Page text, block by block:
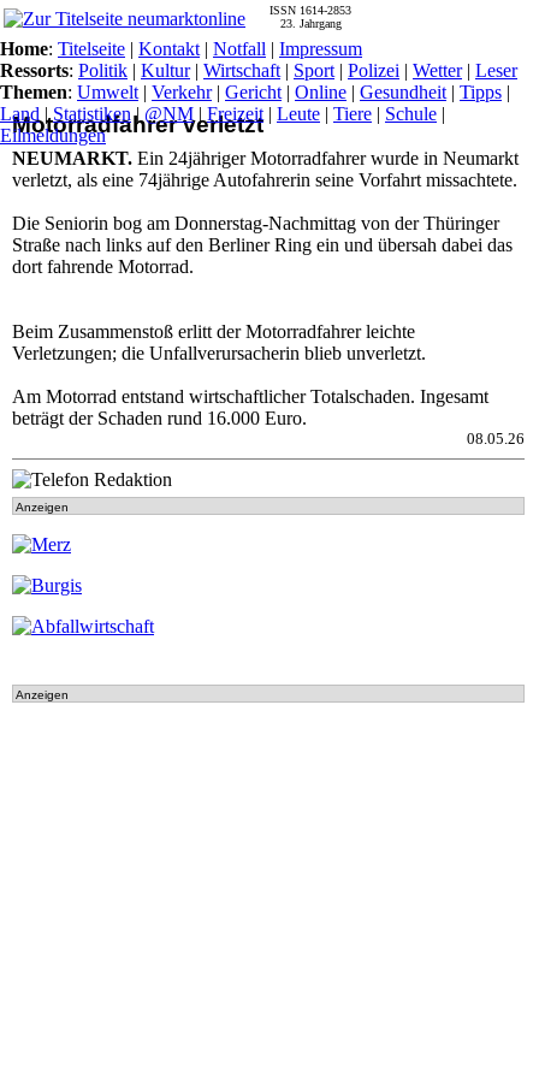
Motorradfahrer verletzt
NEUMARKT. Ein 24jähriger Motorradfahrer wurde in Neumarkt
verletzt, als eine 74jährige Autofahrerin seine Vorfahrt missachtete.
Die Seniorin bog am Donnerstag-Nachmittag von der Thüringer
Straße nach links auf den Berliner Ring ein und übersah dabei das
dort fahrende Motorrad.
Beim Zusammenstoß erlitt der Motorradfahrer leichte
Verletzungen; die Unfallverursacherin blieb unverletzt.
Am Motorrad entstand wirtschaftlicher Totalschaden. Ingesamt
beträgt der Schaden rund 16.000 Euro.
08.05.26
Anzeigen
Anzeigen
ISSN 1614-2853
23. Jahrgang
Home: Titelseite | Kontakt | Notfall | Impressum
Ressorts: Politik | Kultur| Wirtschaft | Sport | Polizei | Wetter| Leser
Themen: Umwelt | Verkehr| Gericht | Online | Gesundheit | Tipps |
Land |Statistiken| @NM | Freizeit | Leute | Tiere | Schule |
Eilmeldungen